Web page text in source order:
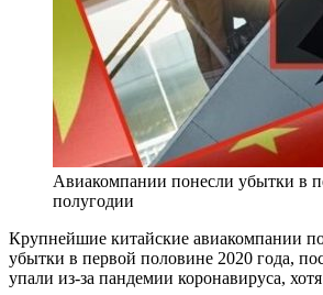
Авиакомпании понесли убытки в
полугодии
Крупнейшие китайские авиакомпании
убытки в первой половине 2020 года,
упали из-за пандемии коронавируса,